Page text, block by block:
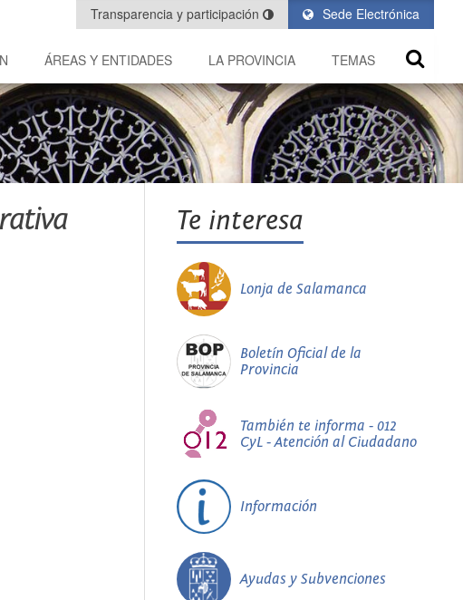
Sede Electrónica
Transparencia y participación
ÁREAS Y ENTIDADES LA PROVINCIA TEMAS
Te interesa
Lonja de Salamanca
Boletín Oficial de la
Provincia
También te informa - 012
CyL - Atención al Ciudadano
Información
Ayudas y Subvenciones